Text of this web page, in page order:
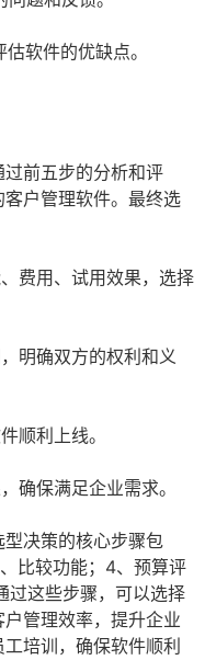
软件的优缺点。
前五步的分析和评
户管理软件。最终选
费用、试用效果，选择
明确双方的权利和义
顺利上线。
确保满足企业需求。
决策的核心步骤包
比较功能；4、预算评
过这些步骤，可以选择
管理效率，提升企业
培训，确保软件顺利